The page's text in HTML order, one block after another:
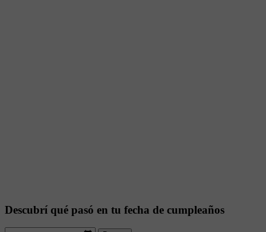
Descubrí qué pasó en tu fecha de cumpleaños